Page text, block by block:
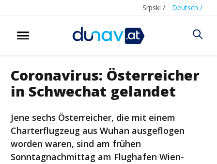
Srpski / Deutsch /
Coronavirus: Österreicher
in Schwechat gelandet
Jene sechs Österreicher, die mit einem
Charterflugzeug aus Wuhan ausgeflogen
worden waren, sind am frühen
Sonntagnachmittag am Flughafen Wien-